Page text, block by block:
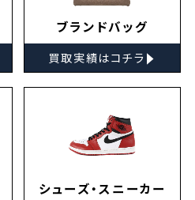
ブランドバッグ
買取実績はコチラ ▸
シューズ・スニーカー